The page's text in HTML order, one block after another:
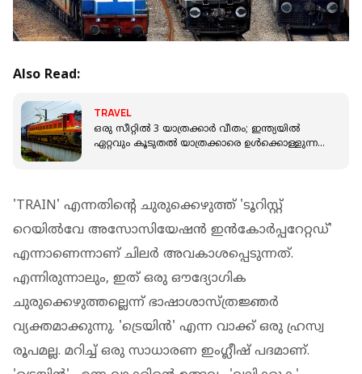
Also Read:
TRAVEL
ഒരു സീറ്റില്‍ 3 യാത്രക്കാര്‍ വീതം; ഇന്ത്യയില്‍
ഏറ്റവും കൂടുതല്‍ യാത്രക്കാരെ ഉള്‍ക്കൊള്ളുന്ന
'TRAIN' എന്നതിന്റെ ചുരുക്കെഴുത്ത് 'ടൂറിസ്റ്റ്
റെയില്‍വേ അസോസിയേഷന്‍ ഇന്‍കോര്‍പ്പറേറ്റഡ്'
എന്നാണെന്നാണ് ചിലര്‍ അവകാശപ്പെടുന്നത്.
എന്നിരുന്നാലും, ഇത് ഒരു ഔദ്യോഗിക
ചുരുക്കെഴുത്തല്ലെന്ന് ഭാഷാശാസ്ത്രജ്ഞര്‍
വ്യക്തമാക്കുന്നു. 'ട്രെയിന്‍' എന്ന വാക്ക് ഒരു ഹ്രസ്വ
രൂപമല്ല. മറിച്ച് ഒരു സാധാരണ ഇംഗ്ലീഷ് പദമാണ്.